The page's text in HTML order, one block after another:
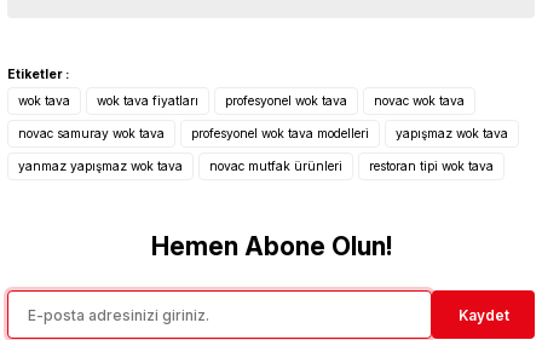
konularda yetersiz gördüğünüz noktaları öneri formunu kullanarak
Görüş ve önerileriniz için teşekkür ederiz.
Ürün resmi kalitesiz, bozuk veya görüntülenemiyor.
Ürün bilgilerinde hatalar bulunuyor.
Bu ürüne benzer farklı alternatifler olmalı.
Etiketler :
wok tava
wok tava fiyatları profesyonel wok tava novac wok tava
novac samuray wok tava profesyonel wok tava modelleri yapışmaz wok tava
yanmaz yapışmaz wok tava novac mutfak ürünleri restoran tipi wok tava
Hemen Abone Olun!
Kaydet